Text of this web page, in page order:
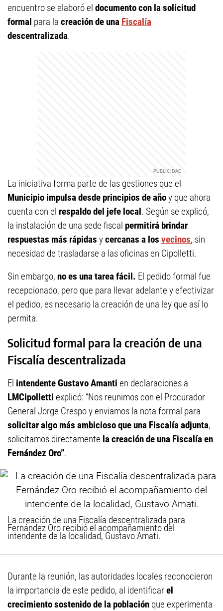
encuentro se elaboró el documento con la solicitud
formal para la creación de una Fiscalía
descentralizada.
La iniciativa forma parte de las gestiones que el
Municipio impulsa desde principios de añoy que ahora
cuenta con el respaldo del jefe local. Según se explicó,
la instalación de una sede fiscal permitirá brindar
respuestas más rápidas ycercanas a los vecinos, sin
necesidad de trasladarse a las oficinas en Cipolletti.
Sin embargo, no es una tarea fácil. El pedido formal fue
recepcionado, pero que para llevar adelante y efectivizar
el pedido, es necesario la creación de una ley que así lo
permita.
Solicitud formal para la creación de una
Fiscalía descentralizada
El intendente Gustavo Amanti en declaraciones a
LMCipolletti explicó: “Nos reunimos con el Procurador
General Jorge Crespo y enviamos la nota formal para
solicitar algo más ambicioso que una Fiscalía adjunta,
solicitamos directamente la creación de una Fiscalía en
Fernández Oro”.
La creación de una Fiscalía descentralizada para
Fernández Oro recibió el acompañamiento del
intendente de la localidad, Gustavo Amati.
Durante la reunión, las autoridades locales reconocieron
la importancia de este pedido, al identificarel
crecimiento sostenido de la población que experimenta